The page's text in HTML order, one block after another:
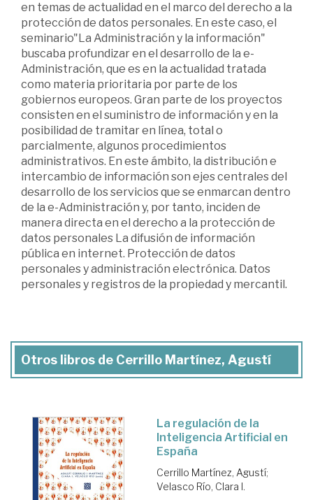
en temas de actualidad en el marco del derecho a la
protección de datos personales. En este caso, el
seminario"La Administración y la información"
buscaba profundizar en el desarrollo de la e-
Administración, que es en la actualidad tratada
como materia prioritaria por parte de los
gobiernos europeos. Gran parte de los proyectos
consisten en el suministro de información y en la
posibilidad de tramitar en línea, total o
parcialmente, algunos procedimientos
administrativos. En este ámbito, la distribución e
intercambio de información son ejes centrales del
desarrollo de los servicios que se enmarcan dentro
de la e-Administración y, por tanto, inciden de
manera directa en el derecho a la protección de
datos personales La difusión de información
pública en internet. Protección de datos
personales y administración electrónica. Datos
personales y registros de la propiedad y mercantil.
Otros libros de Cerrillo Martínez, Agustí
La regulación de la
Inteligencia Artificial en
España
Cerrillo Martínez, Agustí;
Velasco Río, Clara I.